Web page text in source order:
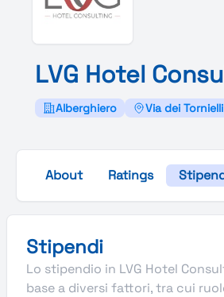
LVG Hotel
Alberghiero Via dei
About Ratings
Stipendi
Lo stipendio in LVG Hotel
base a diversi fattori, tra cui